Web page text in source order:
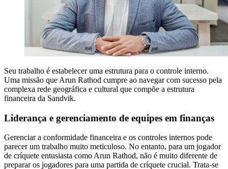
Seu trabalho é estabelecer uma estrutura para o controle interno.
Uma missão que Arun Rathod cumpre ao navegar com sucesso pela
complexa rede geográfica e cultural que compõe a estrutura
financeira da Sandvik.
Liderança e gerenciamento de equipes em finanças
Gerenciar a conformidade financeira e os controles internos pode
parecer um trabalho muito meticuloso. No entanto, para um jogador
de críquete entusiasta como Arun Rathod, não é muito diferente de
preparar os jogadores para uma partida de críquete crucial. Trata-se